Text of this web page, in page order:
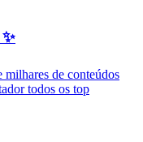
milhares de conteúdos
todos os top